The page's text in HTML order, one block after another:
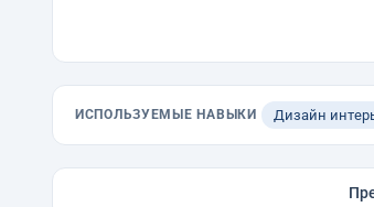
ИСПОЛЬЗУЕМЫЕ НАВЫКИ Дизайн